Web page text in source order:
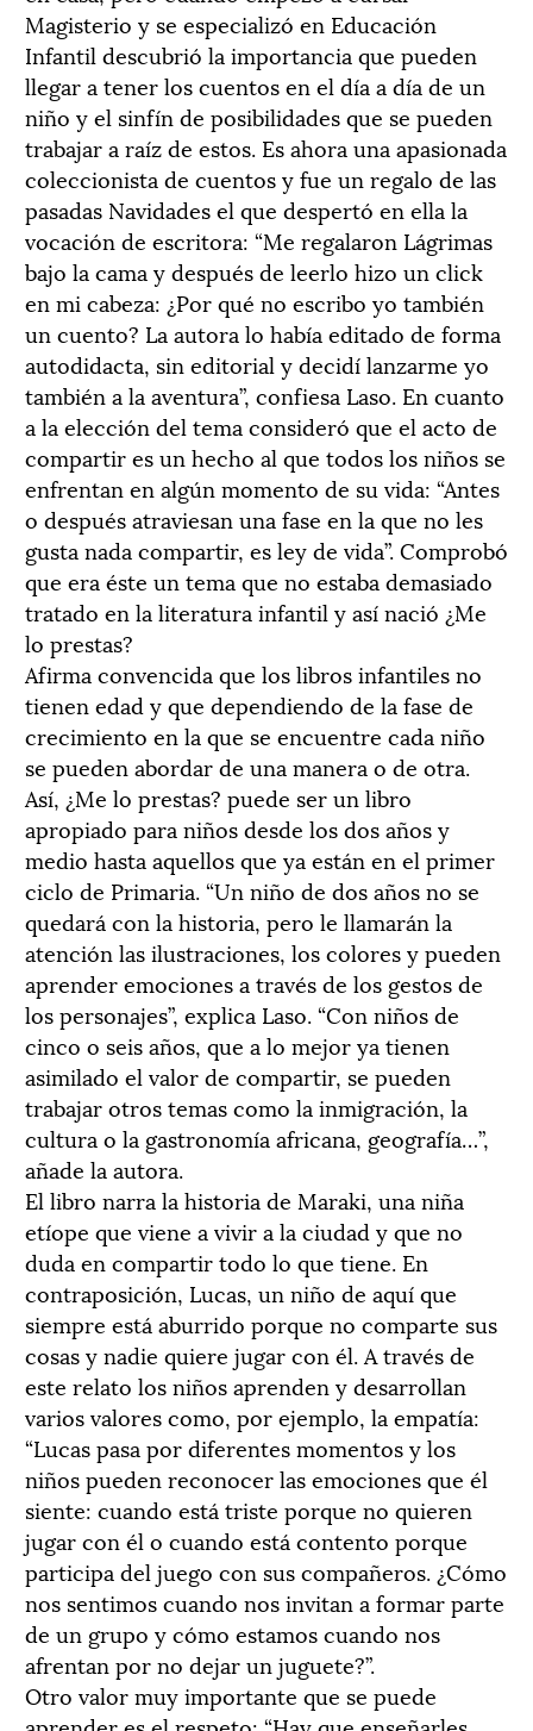
Magisterio y se especializó en Educación
Infantil descubrió la importancia que pueden
llegar a tener los cuentos en el día a día de un
niño y el sinfín de posibilidades que se pueden
trabajar a raíz de estos. Es ahora una apasionada
coleccionista de cuentos y fue un regalo de las
pasadas Navidades el que despertó en ella la
vocación de escritora: “Me regalaron Lágrimas
bajo la cama y después de leerlo hizo un click
en mi cabeza: ¿Por qué no escribo yo también
un cuento? La autora lo había editado de forma
autodidacta, sin editorial y decidí lanzarme yo
también a la aventura”, confiesa Laso. En cuanto
a la elección del tema consideró que el acto de
compartir es un hecho al que todos los niños se
enfrentan en algún momento de su vida: “Antes
o después atraviesan una fase en la que no les
gusta nada compartir, es ley de vida”. Comprobó
que era éste un tema que no estaba demasiado
tratado en la literatura infantil y así nació ¿Me
lo prestas?
Afirma convencida que los libros infantiles no
tienen edad y que dependiendo de la fase de
crecimiento en la que se encuentre cada niño
se pueden abordar de una manera o de otra.
Así, ¿Me lo prestas? puede ser un libro
apropiado para niños desde los dos años y
medio hasta aquellos que ya están en el primer
ciclo de Primaria. “Un niño de dos años no se
quedará con la historia, pero le llamarán la
atención las ilustraciones, los colores y pueden
aprender emociones a través de los gestos de
los personajes”, explica Laso. “Con niños de
cinco o seis años, que a lo mejor ya tienen
asimilado el valor de compartir, se pueden
trabajar otros temas como la inmigración, la
cultura o la gastronomía africana, geografía…”,
añade la autora.
El libro narra la historia de Maraki, una niña
etíope que viene a vivir a la ciudad y que no
duda en compartir todo lo que tiene. En
contraposición, Lucas, un niño de aquí que
siempre está aburrido porque no comparte sus
cosas y nadie quiere jugar con él. A través de
este relato los niños aprenden y desarrollan
varios valores como, por ejemplo, la empatía:
“Lucas pasa por diferentes momentos y los
niños pueden reconocer las emociones que él
siente: cuando está triste porque no quieren
jugar con él o cuando está contento porque
participa del juego con sus compañeros. ¿Cómo
nos sentimos cuando nos invitan a formar parte
de un grupo y cómo estamos cuando nos
afrentan por no dejar un juguete?”.
Otro valor muy importante que se puede